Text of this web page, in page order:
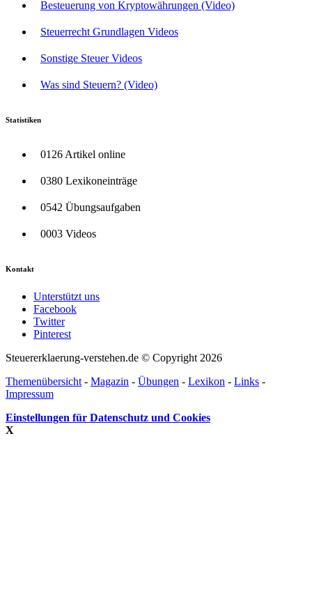
Besteuerung von Kryptowährungen (Video)
Steuerrecht Grundlagen Videos
Sonstige Steuer Videos
Was sind Steuern? (Video)
Statistiken
0126 Artikel online
0380 Lexikoneinträge
0542 Übungsaufgaben
0003 Videos
Kontakt
Unterstützt uns
Facebook
Twitter
Pinterest
Steuererklaerung-verstehen.de © Copyright 2026
Themenübersicht - Magazin - Übungen - Lexikon - Links -
Impressum
Einstellungen für Datenschutz und Cookies
X